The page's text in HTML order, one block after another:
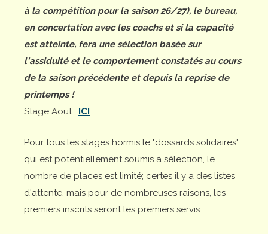
à la compétition pour la saison 26/27), le bureau,
en concertation avec les coachs et si la capacité
est atteinte, fera une sélection basée sur
l'assiduité et le comportement constatés au cours
de la saison précédente et depuis la reprise de
printemps !
Stage Aout : ICI
Pour tous les stages hormis le "dossards solidaires"
qui est potentiellement soumis à sélection, le
nombre de places est limité; certes il y a des listes
d'attente, mais pour de nombreuses raisons, les
premiers inscrits seront les premiers servis.